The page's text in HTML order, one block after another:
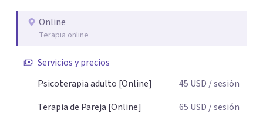
psicoterapia, cuento con especialización en sexoterapia,
por lo que también acompaño temas de salud sexual,
dificultades en el deseo, intimidad, orientación o
identidad. Busco que el espacio terapéutico sea un lugar
respeto y libertad. Trabajo con objetivos claros y
Online
Terapia online
Servicios y precios
Psicoterapia adulto [Online]
45 USD / sesión
Terapia de Pareja [Online]
65 USD / sesión